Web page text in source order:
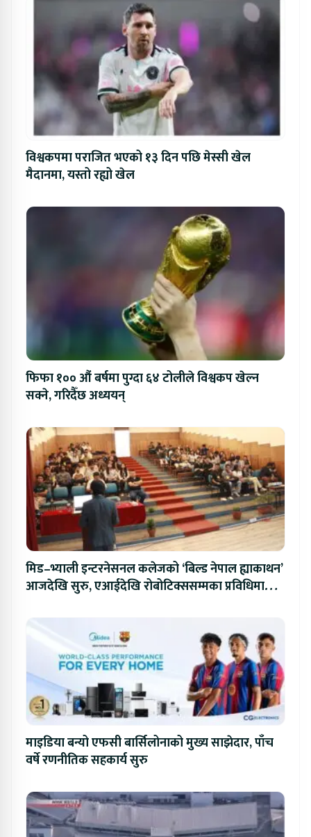
विश्वकपमा पराजित भएको १३ दिन पछि मेस्सी खेल
मैदानमा, यस्तो रह्यो खेल
फिफा १०० औं बर्षमा पुग्दा ६४ टोलीले विश्वकप खेल्न
सक्ने, गरिदैँछ अध्ययन्
मिड–भ्याली इन्टरनेसनल कलेजको ‘बिल्ड नेपाल ह्याकाथन’
आजदेखि सुरु, एआईदेखि रोबोटिक्ससम्मका प्रविधिमा
माइडिया बन्यो एफसी बार्सिलोनाको मुख्य साझेदार, पाँच
वर्षे रणनीतिक सहकार्य सुरु